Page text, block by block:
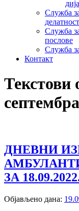
Служба
Служба
послове
Служба
Контакт
Текстови
ДНЕВНИ
ЗА
Објављено дана: